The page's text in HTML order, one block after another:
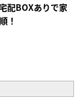
配BOXありで家
！